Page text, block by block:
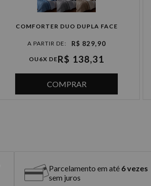
COMFORTER DUO DUPLA FACE
R$ 829,90
OU 6X DER$ 138,31
COMPRAR
Parcelamento em até 6 vezes
sem juros